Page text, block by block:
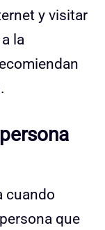
y visitar
la
cuando
que